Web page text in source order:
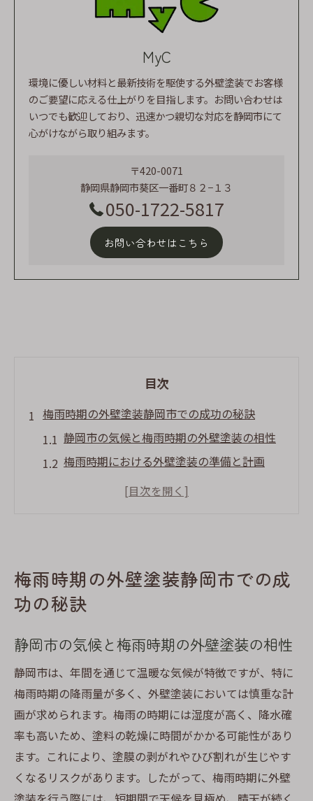
MyC
環境に優しい材料と最新技術を駆使する外壁塗装でお客様
のご要望に応える仕上がりを目指します。お問い合わせは
いつでも歓迎しており、迅速かつ親切な対応を静岡市にて
心がけながら取り組みます。
〒420-0071
静岡県静岡市葵区一番町８２−１３
050-1722-5817
お問い合わせはこちら
目次
梅雨時期の外壁塗装静岡市での成功の秘訣
静岡市の気候と梅雨時期の外壁塗装の相性
梅雨時期における外壁塗装の準備と計画
施工のタイミングを見極めるポイント
外壁塗装を梅雨時期に行うメリットとデメリッ
ト
る方法
施工スケジュールの融通性とその利点
湿度が塗料に与える影響と対策
施工後の持続性を高める方法
梅雨期間中に施工する際のリスク管理
費用対効果を考慮した施工プラン
静岡市の気候を考慮した外壁塗装の最適タイミ
梅雨時期の外壁塗装静岡市での成
功の秘訣
静岡市の気候と梅雨時期の外壁塗装の相性
静岡市は、年間を通じて温暖な気候が特徴ですが、特に
梅雨時期の降雨量が多く、外壁塗装においては慎重な計
画が求められます。梅雨の時期には湿度が高く、降水確
率も高いため、塗料の乾燥に時間がかかる可能性があり
ます。これにより、塗膜の剥がれやひび割れが生じやす
くなるリスクがあります。したがって、梅雨時期に外壁